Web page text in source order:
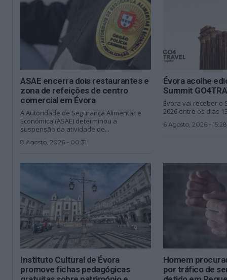
ASAE encerra dois restaurantes e
zona de refeições de centro
comercial em Évora
A Autoridade de Segurança Alimentar e
Económica (ASAE) determinou a
suspensão da atividade de...
8 Agosto, 2026 - 00:31
Évora acolhe
Summit
Évora vai receber o
2026 entre os dias
6 Agosto, 2026 - 15:28
Instituto Cultural de Évora
promove fichas pedagógicas
Homem
por tráfico de